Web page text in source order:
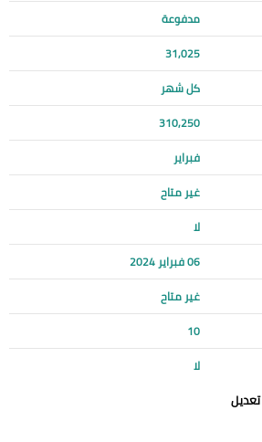
مدفوعة
31,025
كل شهر
310,250
فبراير
غير متاح
لا
06 فبراير 2024
غير متاح
10
لا
تعديل